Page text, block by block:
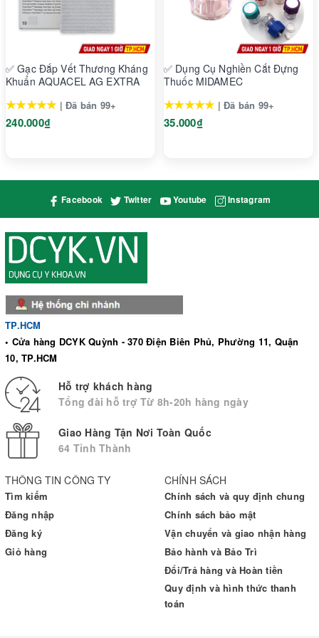
Tác dụng phụ
Chưa có báo cáo về tác dụng phụ sản phẩm.
Bảo quản trong nhiệt độ bình thường.
CÔNG TY TNHH DƯỢC KIM ĐÔ
31/3 - 31/5 Phạm Phú Thứ, Phường 11, Quận Tân Bình, Hồ Chí
Minh
Xuất xứ: Thái Lan
✅ Gạc Đắp Vết Thương Kháng
Khuẩn AQUACEL AG EXTRA
★★★★★ | Đã bán 99+
240.000₫
✅ Dụng Cụ Nghiền Cắt Đựng
Thuốc MIDAMEC
★★★★★ | Đã bán 99+
35.000₫
Facebook Twitter Youtube Instagram
THÔNG TIN CÔNG TY
Tìm kiếm
Đăng nhập
Đăng ký
Giỏ hàng
CHÍNH SÁCH
Chính sách và quy định chung
Chính sách bảo mật
Vận chuyển và giao nhận hàng
Bảo hành và Bảo Trì
Đổi/Trả hàng và Hoàn tiền
Quy định và hình thức thanh
toán
TP.HCM
• Cửa hàng DCYK Quỳnh - 370 Điện Biên Phủ, Phường 11, Quận
10, TP.HCM
Hỗ trợ khách hàng
Tổng đài hỗ trợ Từ 8h-20h hàng ngày
Giao Hàng Tận Nơi Toàn Quốc
64 Tỉnh Thành